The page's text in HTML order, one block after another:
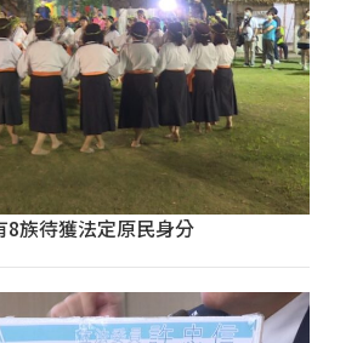
族待獲法定原民身分